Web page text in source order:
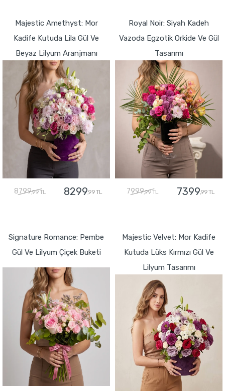
Majestic Amethyst: Mor
Kadife Kutuda Lila Gül Ve
Beyaz Lilyum Aranjmanı
8799,99 TL 8299,99 TL
Royal Noir: Siyah Kadeh
Vazoda Egzotik Orkide Ve Gül
Tasarımı
7999,99 TL 7399,99 TL
Signature Romance: Pembe
Gül Ve Lilyum Çiçek Buketi
Majestic Velvet: Mor Kadife
Kutuda Lüks Kırmızı Gül Ve
Lilyum Tasarımı